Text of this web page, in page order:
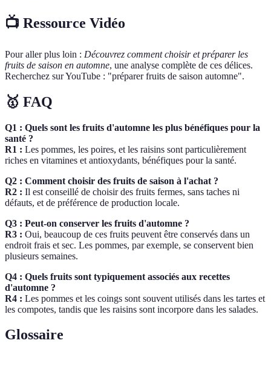
📺 Ressource Vidéo
Pour aller plus loin : Découvrez comment choisir et préparer les
fruits de saison en automne, une analyse complète de ces délices.
Recherchez sur YouTube : "préparer fruits de saison automne".
🥇 FAQ
Q1 : Quels sont les fruits d'automne les plus bénéfiques pour la
santé ?
R1 : Les pommes, les poires, et les raisins sont particulièrement
riches en vitamines et antioxydants, bénéfiques pour la santé.
Q2 : Comment choisir des fruits de saison à l'achat ?
R2 : Il est conseillé de choisir des fruits fermes, sans taches ni
défauts, et de préférence de production locale.
Q3 : Peut-on conserver les fruits d'automne ?
R3 : Oui, beaucoup de ces fruits peuvent être conservés dans un
endroit frais et sec. Les pommes, par exemple, se conservent bien
plusieurs semaines.
Q4 : Quels fruits sont typiquement associés aux recettes
d'automne ?
R4 : Les pommes et les coings sont souvent utilisés dans les tartes et
les compotes, tandis que les raisins sont incorpore dans les salades.
Glossaire